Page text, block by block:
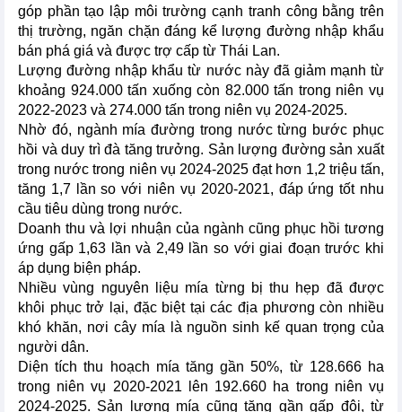
góp phần tạo lập môi trường cạnh tranh công bằng trên
thị trường, ngăn chặn đáng kể lượng đường nhập khẩu
bán phá giá và được trợ cấp từ Thái Lan.
Lượng đường nhập khẩu từ nước này đã giảm mạnh từ
khoảng 924.000 tấn xuống còn 82.000 tấn trong niên vụ
2022-2023 và 274.000 tấn trong niên vụ 2024-2025.
Nhờ đó, ngành mía đường trong nước từng bước phục
hồi và duy trì đà tăng trưởng. Sản lượng đường sản xuất
trong nước trong niên vụ 2024-2025 đạt hơn 1,2 triệu tấn,
tăng 1,7 lần so với niên vụ 2020-2021, đáp ứng tốt nhu
cầu tiêu dùng trong nước.
Doanh thu và lợi nhuận của ngành cũng phục hồi tương
ứng gấp 1,63 lần và 2,49 lần so với giai đoạn trước khi
áp dụng biện pháp.
Nhiều vùng nguyên liệu mía từng bị thu hẹp đã được
khôi phục trở lại, đặc biệt tại các địa phương còn nhiều
khó khăn, nơi cây mía là nguồn sinh kế quan trọng của
người dân.
Diện tích thu hoạch mía tăng gần 50%, từ 128.666 ha
trong niên vụ 2020-2021 lên 192.660 ha trong niên vụ
2024-2025. Sản lượng mía cũng tăng gần gấp đôi, từ